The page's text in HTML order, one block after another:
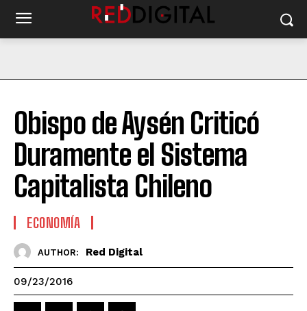
Obispo de Aysén Criticó
Duramente el Sistema
Capitalista Chileno
ECONOMÍA
AUTHOR: Red Digital
09/23/2016